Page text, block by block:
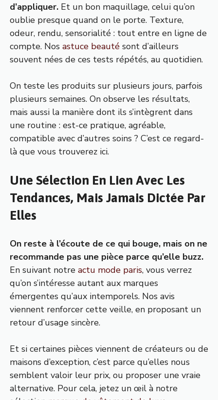
d’appliquer. Et un bon maquillage, celui qu’on
oublie presque quand on le porte. Texture,
odeur, rendu, sensorialité : tout entre en ligne de
compte. Nos astuce beauté sont d’ailleurs
souvent nées de ces tests répétés, au quotidien.
On teste les produits sur plusieurs jours, parfois
plusieurs semaines. On observe les résultats,
mais aussi la manière dont ils s’intègrent dans
une routine : est-ce pratique, agréable,
compatible avec d’autres soins ? C’est ce regard-
là que vous trouverez ici.
Une Sélection En Lien Avec Les
Tendances, Mais Jamais Dictée Par
Elles
On reste à l’écoute de ce qui bouge, mais on ne
recommande pas une pièce parce qu’elle buzz.
En suivant notre actu mode paris, vous verrez
qu’on s’intéresse autant aux marques
émergentes qu’aux intemporels. Nos avis
viennent renforcer cette veille, en proposant un
retour d’usage sincère.
Et si certaines pièces viennent de créateurs ou de
maisons d’exception, c’est parce qu’elles nous
semblent valoir leur prix, ou proposer une vraie
alternative. Pour cela, jetez un œil à notre